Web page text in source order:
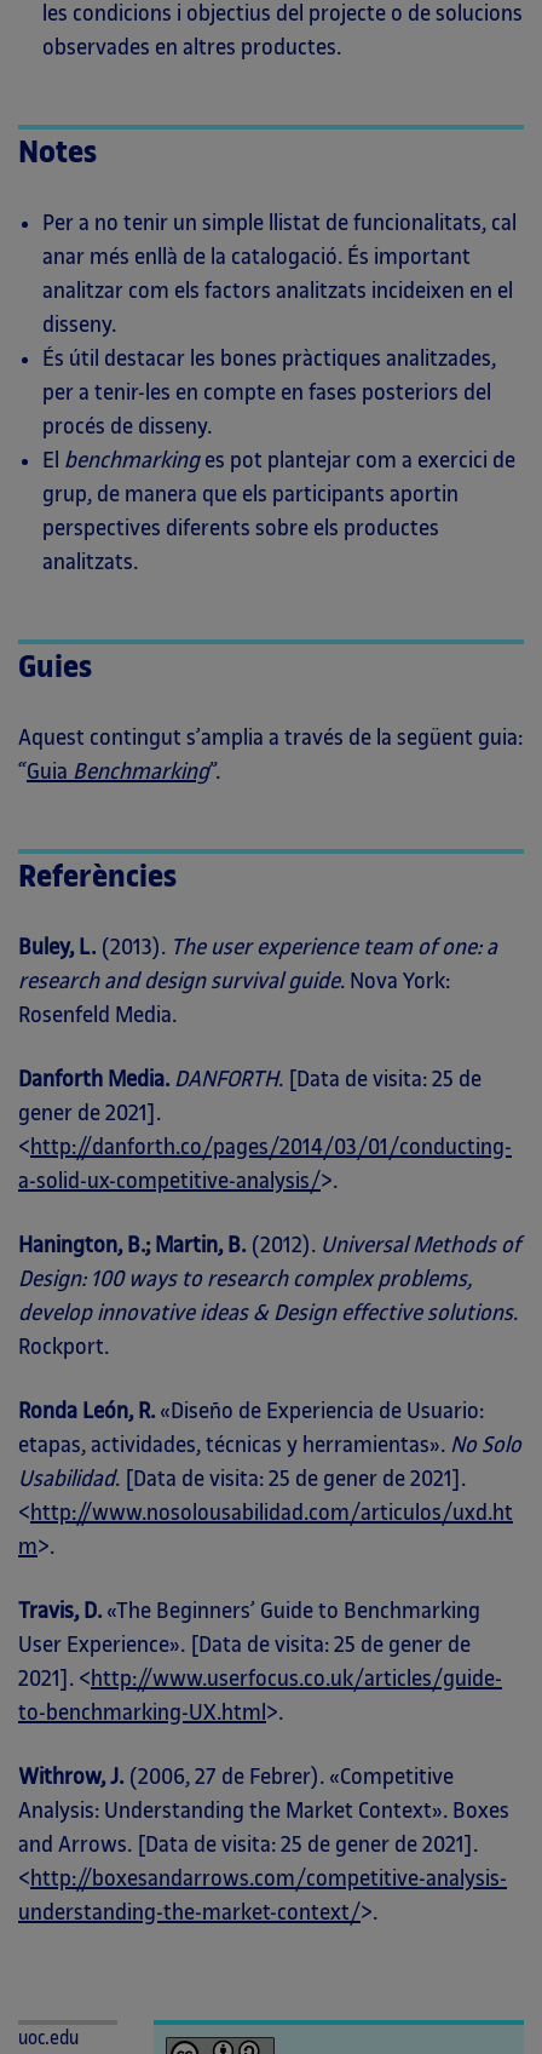
les condicions i objectius del projecte o de solucions
observades en altres productes.
Notes
Per a no tenir un simple llistat de funcionalitats, cal
anar més enllà de la catalogació. És important
analitzar com els factors analitzats incideixen en el
disseny.
És útil destacar les bones pràctiques analitzades,
per a tenir-les en compte en fases posteriors del
procés de disseny.
El benchmarkinges pot plantejar com a exercici de
grup, de manera que els participants aportin
perspectives diferents sobre els productes
analitzats.
Guies
Aquest contingut s’amplia a través de la següent guia:
“Guia Benchmarking”.
Referències
Buley, L.(2013). The user experience team of one: a
research and design survival guide. Nova York:
Rosenfeld Media.
Danforth Media. DANFORTH. [Data de visita: 25 de
gener de 2021].
< http://danforth.co/pages/2014/03/01/conducting-
a-solid-ux-competitive-analysis/>.
Hanington, B.; Martin, B.(2012). Universal Methods of
Design: 100 ways to research complex problems,
develop innovative ideas & Design effective solutions.
Rockport.
Ronda León, R.«Diseño de Experiencia de Usuario:
etapas, actividades, técnicas y herramientas». No Solo
Usabilidad. [Data de visita: 25 de gener de 2021].
< http://www.nosolousabilidad.com/articulos/uxd.ht
m>.
Travis, D.«The Beginners’ Guide to Benchmarking
User Experience». [Data de visita: 25 de gener de
2021]. < http://www.userfocus.co.uk/articles/guide-
to-benchmarking-UX.html >.
Withrow, J.(2006, 27 de Febrer). «Competitive
Analysis: Understanding the Market Context». Boxes
and Arrows. [Data de visita: 25 de gener de 2021].
< http://boxesandarrows.com/competitive-analysis-
understanding-the-market-context/>.
uoc.edu